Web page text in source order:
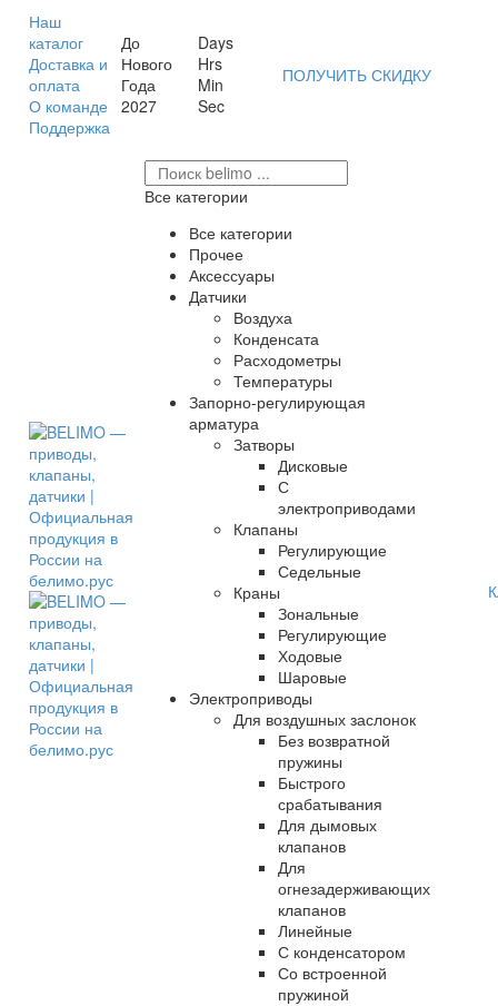
Наш
каталог
Доставка и
оплата
О команде
Поддержка
До
Нового
Года
2027
Days
Hrs
Min
Sec
ПОЛУЧИТЬ СКИДКУ
Все категории
Все категории
Прочее
Аксессуары
Датчики
Воздуха
Конденсата
Расходометры
Температуры
Запорно-регулирующая
арматура
Затворы
Дисковые
С
электроприводами
Клапаны
Регулирующие
Седельные
Краны
Зональные
Регулирующие
Ходовые
Шаровые
Электроприводы
Для воздушных заслонок
Без возвратной
пружины
Быстрого
срабатывания
Для дымовых
клапанов
Для
огнезадерживающих
клапанов
Линейные
С конденсатором
Со встроенной
пружиной